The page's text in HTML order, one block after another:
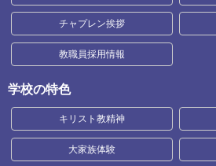
チャプレン挨拶
教職員採用情報
学校の特色
キリスト教精神
大家族体験